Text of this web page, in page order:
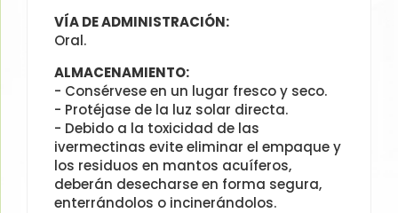
VÍA DE ADMINISTRACIÓN:
Oral.
ALMACENAMIENTO:
- Consérvese en un lugar fresco y seco.
- Protéjase de la luz solar directa.
- Debido a la toxicidad de las
ivermectinas evite eliminar el empaque y
los residuos en mantos acuíferos,
deberán desecharse en forma segura,
enterrándolos o incinerándolos.